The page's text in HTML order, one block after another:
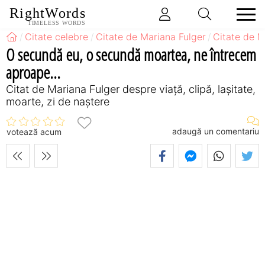
RightWords
TIMELESS WORDS
Citate celebre Citate de Mariana Fulger Citate de
O secundă eu, o secundă moartea, ne întrecem
aproape...
Citat de Mariana Fulger despre viață, clipă, lașitate,
moarte, zi de naștere
votează acum adaugă un comentariu